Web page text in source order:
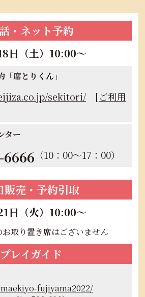
・ネット予約
日（土）10:00～
席とりくん」
sekitori/ [ご利用
ター
6666 （10：00～17：00）
販売・予約引取
日（火）10:00～
取り置き席はございません
プレイガイド
fujiyama2022/